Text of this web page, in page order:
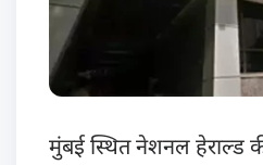
मुंबई स्थित नेशनल हेराल्ड